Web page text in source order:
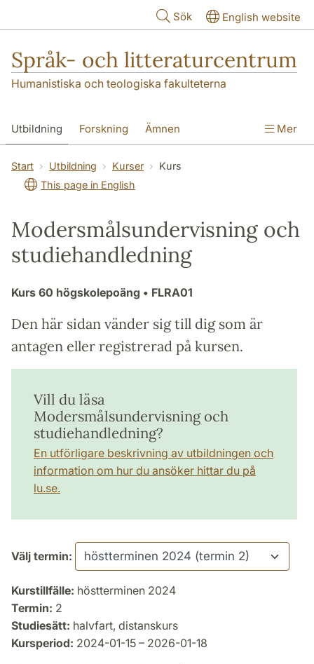
Sök English website
Språk- och litteraturcentrum
Humanistiska och teologiska fakulteterna
Utbildning Forskning Ämnen
SOL-husen Kontakt Institutionen
översättning till svenska
Mer
Start Utbildning Kurser
Kurs
This page in English
Modersmålsundervisning och
studiehandledning
Kurs 60 högskolepoäng • FLRA01
Den här sidan vänder sig till dig som är
antagen eller registrerad på kursen.
Vill du läsa
Modersmålsundervisning och
studiehandledning?
En utförligare beskrivning av utbildningen och
information om hur du ansöker hittar du på
lu.se.
Välj termin:
Kurstillfälle: höstterminen 2024
Termin: 2
Studiesätt: halvfart, distanskurs
Kursperiod: 2024-01-15 – 2026-01-18